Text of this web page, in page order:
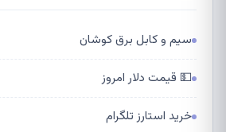
سیم و کابل برق کوشان
💵 قیمت دلار امروز
خرید استارز تلگرام